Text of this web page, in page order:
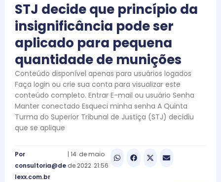
STJ decide que princípio da
insignificância pode ser
aplicado para pequena
quantidade de munições
Conteúdo disponível apenas para usuários logados
Faça login ou crie sua conta para visualizar este
conteúdo completo. Entrar E-mail ou usuário Senha
Manter conectado Esqueci minha senha A Quinta
Turma do Superior Tribunal de Justiça (STJ) decidiu
que se aplique
Por
consultoria@de
lexx.com.br
| 14 demaio
de 2022 21:56